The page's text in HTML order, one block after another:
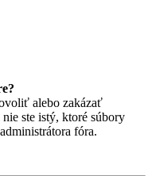
alebo zakázať
ste istý, ktoré súbory
fóra.